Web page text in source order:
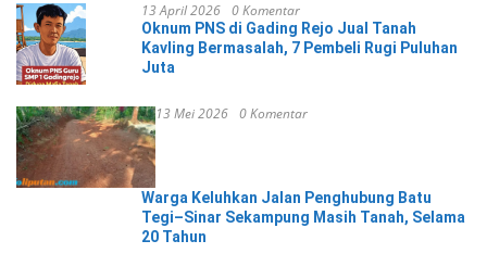
13 April 2026 0 Komentar
Oknum PNS di Gading Rejo Jual Tanah
Kavling Bermasalah, 7 Pembeli Rugi Puluhan
Juta
13 Mei 2026 0 Komentar
Warga Keluhkan Jalan Penghubung Batu
Tegi–Sinar Sekampung Masih Tanah, Selama
20 Tahun